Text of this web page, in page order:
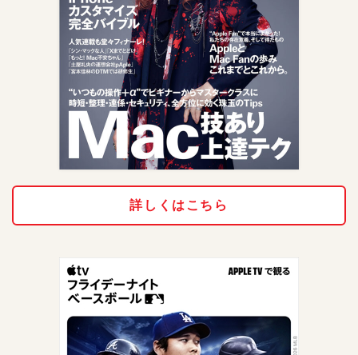
詳しくはこちら